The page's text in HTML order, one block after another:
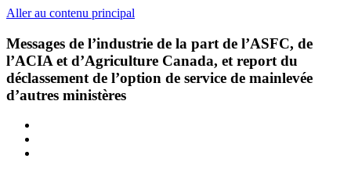
Aller au contenu principal
Messages de l’industrie de la part de l’ASFC, de
l’ACIA et d’Agriculture Canada, et report du
déclassement de l’option de service de mainlevée
d’autres ministères